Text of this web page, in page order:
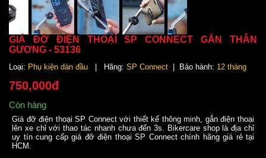
GIÁ ĐỠ ĐIỆN THOẠI SP CONNECT GẮN THÂN
GƯƠNG - 53136
Loại: Phụ kiện dàn đầu | Hãng: SP Connect | Bảo hành: 12 tháng
750,000đ
Còn hàng
Giá đỡ điện thoại SP Connect với thiết kế thông minh, gắn điện thoại
lên xe chỉ với thao tác nhanh chưa đến 3s. Bikercare shop là địa chỉ
uy tín cung cấp giá đỡ điện thoại SP Connect chính hãng giá rẻ tại
HCM.